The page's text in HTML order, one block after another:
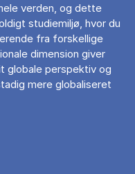
verden, og dette
studiemiljø, hvor du
fra forskellige
dimension giver
globale perspektiv og
mere globaliseret